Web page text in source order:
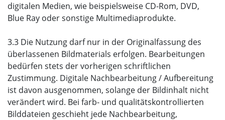
digitalen Medien, wie beispielsweise CD-Rom, DVD,
Blue Ray oder sonstige Multimediaprodukte.
3.3 Die Nutzung darf nur in der Originalfassung des
überlassenen Bildmaterials erfolgen. Bearbeitungen
bedürfen stets der vorherigen schriftlichen
Zustimmung. Digitale Nachbearbeitung / Aufbereitung
ist davon ausgenommen, solange der Bildinhalt nicht
verändert wird. Bei farb- und qualitätskontrollierten
Bilddateien geschieht jede Nachbearbeitung,